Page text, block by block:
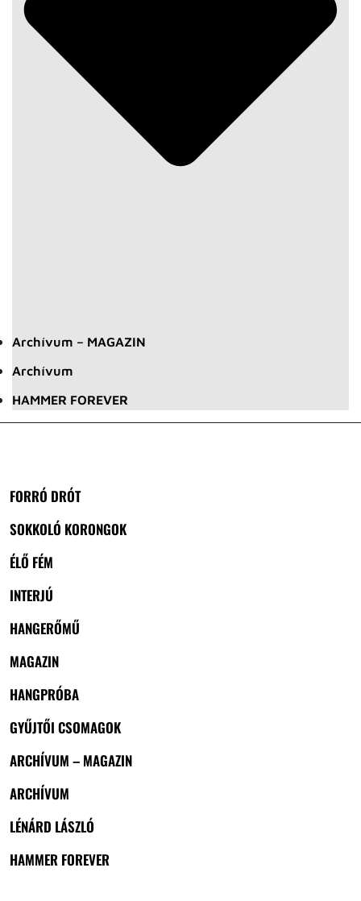
Archívum – MAGAZIN
Archívum
HAMMER FOREVER
FORRÓ DRÓT
SOKKOLÓ KORONGOK
ÉLŐ FÉM
INTERJÚ
HANGERŐMŰ
MAGAZIN
HANGPRÓBA
GYŰJTŐI CSOMAGOK
ARCHÍVUM – MAGAZIN
ARCHÍVUM
LÉNÁRD LÁSZLÓ
HAMMER FOREVER